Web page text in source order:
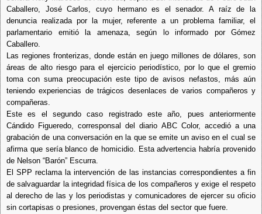
Caballero, José Carlos, cuyo hermano es el senador. A raíz de la
denuncia realizada por la mujer, referente a un problema familiar, el
parlamentario emitió la amenaza, según lo informado por Gómez
Caballero.
Las regiones fronterizas, donde están en juego millones de dólares, son
áreas de alto riesgo para el ejercicio periodístico, por lo que el gremio
toma con suma preocupación este tipo de avisos nefastos, más aún
teniendo experiencias de trágicos desenlaces de varios compañeros y
compañeras.
Este es el segundo caso registrado este año, pues anteriormente
Cándido Figueredo, corresponsal del diario ABC Color, accedió a una
grabación de una conversación en la que se emite un aviso en el cual se
afirma que sería blanco de homicidio. Esta advertencia habría provenido
de Nelson “Barón” Escurra.
El SPP reclama la intervención de las instancias correspondientes a fin
de salvaguardar la integridad física de los compañeros y exige el respeto
al derecho de las y los periodistas y comunicadores de ejercer su oficio
sin cortapisas o presiones, provengan éstas del sector que fuere.